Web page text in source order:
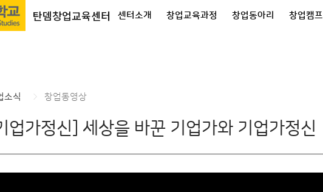
탄뎀창업교육센터 센터소개 창업교육과정 창업동아리 창업캠프
소식 창업동영상
업가정신] 세상을 바꾼 기업가와 기업가정신